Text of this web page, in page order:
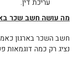
עריכת דין.
מה עושה חשב שכר
חשב השכר בארגון
נציג רק כמה דוגמאות